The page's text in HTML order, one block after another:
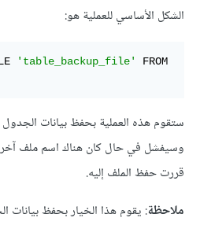
الشكل الأساسي للعملية هو:
'table_backup_file'
FROM
ستقوم هذه العملية بحفظ بيانات
وسيفشل في حال كان هناك اسم ملف آخر
قررت حفظ الملف إليه.
ملاحظة: يقوم هذا الخيار بحفظ بيانات